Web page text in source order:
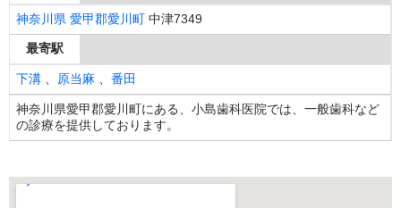
神奈川県 愛甲郡愛川町 中津7349
最寄駅
下溝 原当麻 番田
神奈川県愛甲郡愛川町にある、小島歯科医院では、一般歯科など
の診療を提供しております。